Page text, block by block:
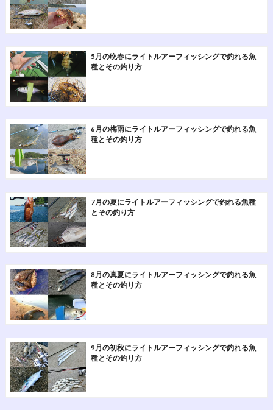
5月の晩春にライトルアーフィッシングで釣れる魚
種とその釣り方
6月の梅雨にライトルアーフィッシングで釣れる魚
種とその釣り方
7月の夏にライトルアーフィッシングで釣れる魚種
とその釣り方
8月の真夏にライトルアーフィッシングで釣れる魚
種とその釣り方
9月の初秋にライトルアーフィッシングで釣れる魚
種とその釣り方